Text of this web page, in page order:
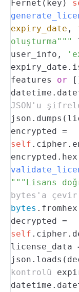
Fernet(key)
expiry_date ,
oluşturma"""
user_info,
features or
JSON'u
encrypted =
self
"""Lisans
bytes'a çevir
bytes
decrypted =
self
license_data
kontrolü